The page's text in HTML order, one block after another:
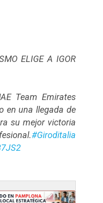
ELIGE A IGOR
Team Emirates
en una llegada de
su mejor victoria
#Giroditalia